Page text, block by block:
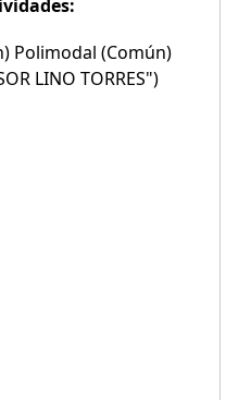
Polimodal (Común)
LINO TORRES")